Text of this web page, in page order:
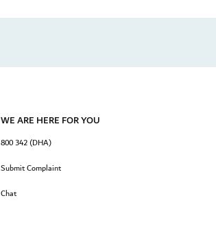
WE ARE HERE FOR YOU
800 342 (DHA)
Submit Complaint
Chat